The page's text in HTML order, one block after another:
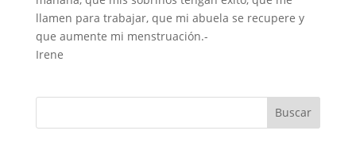
llamen para trabajar, que mi abuela se recupere y
que aumente mi menstruación.-
Irene
Buscar